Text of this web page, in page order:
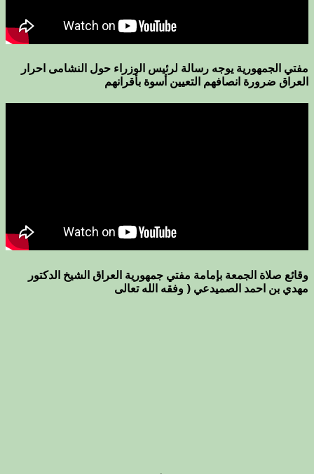
مفتي الجمهورية يوجه رسالة لرئيس الوزراء حول النشامى احرار
العراق ضرورة انصافهم التعيين أسوة بأقرانهم
وقائع صلاة الجمعة بإمامة مفتي جمهورية العراق الشيخ الدكتور
مهدي بن احمد الصميدعي ( وفقه الله تعالى